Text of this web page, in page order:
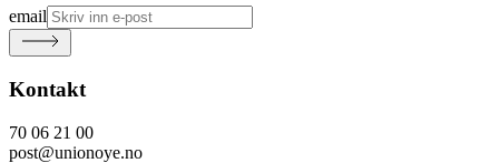
email
Kontakt
70 06 21 00
post@unionoye.no